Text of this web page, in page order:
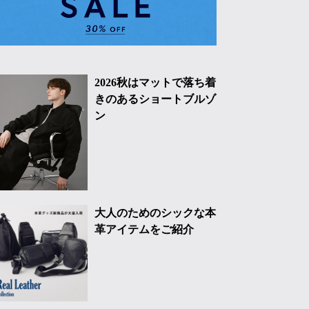
2026秋はマットで落ち着
きのあるショートブルゾ
ン
大人のためのシックな本
革アイテムをご紹介